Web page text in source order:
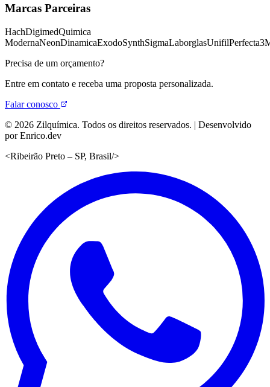
Marcas Parceiras
HachDigimedQuimica
ModernaNeonDinamicaExodoSynthSigmaLaborglasUnifilPerfecta
Precisa de um orçamento?
Entre em contato e receba uma proposta personalizada.
Falar conosco
© 2026 Zilquímica. Todos os direitos reservados. | Desenvolvido
por Enrico.dev
<Ribeirão Preto – SP, Brasil/>